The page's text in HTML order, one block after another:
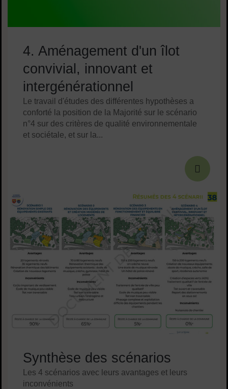
4. Aménagement d'un îlot
convivial, innovant et
intergénérationnel
Le travail d'études des différentes hypothèses a
conforté la position de la Majorité sur le scénario
n°4 sur des critères de qualité environnementale
et sociétale, et sur la...
Synthèse des scénarios
Les 4 scénarios avec leurs avantages et leurs
inconvénients